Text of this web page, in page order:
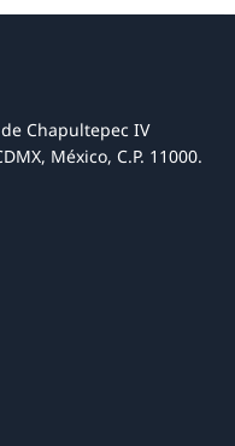
Chapultepec IV
México, C.P. 11000.